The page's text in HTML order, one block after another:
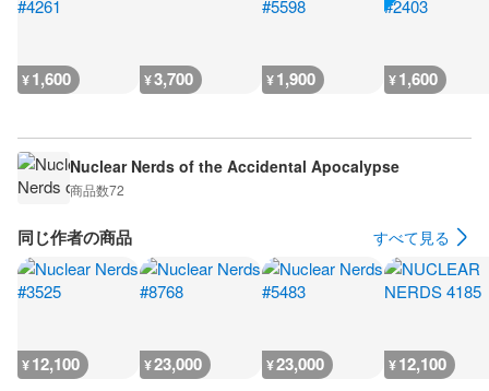
¥1,600 ¥3,700 ¥1,900 ¥1,600
Nuclear Nerds of the Accidental Apocalypse
商品数72
同じ作者の商品 すべて見る
¥12,100 ¥23,000 ¥23,000 ¥12,100